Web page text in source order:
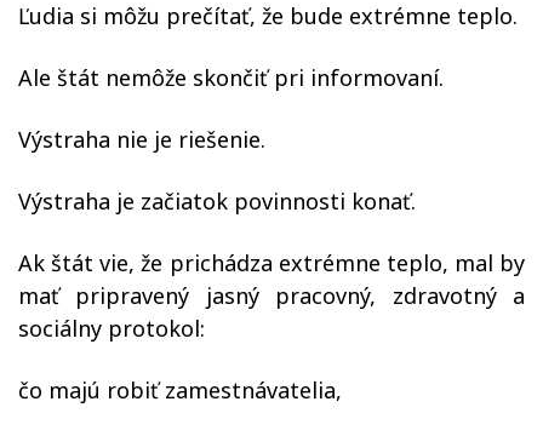
Ľudia si môžu prečítať, že bude extrémne teplo.
Ale štát nemôže skončiť pri informovaní.
Výstraha nie je riešenie.
Výstraha je začiatok povinnosti konať.
Ak štát vie, že prichádza extrémne teplo, mal by
mať pripravený jasný pracovný, zdravotný a
sociálny protokol:
čo majú robiť zamestnávatelia,